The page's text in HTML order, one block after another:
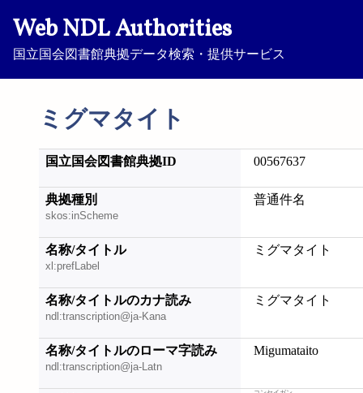
Web NDL Authorities
国立国会図書館典拠データ検索・提供サービス
ミグマタイト
国立国会図書館典拠ID 00567637
典拠種別
skos:inScheme
普通件名
名称/タイトル
xl:prefLabel
ミグマタイト
名称/タイトルのカナ読み
ndl:transcription@ja-Kana
ミグマタイト
名称/タイトルのローマ字読み
ndl:transcription@ja-Latn
Migumataito